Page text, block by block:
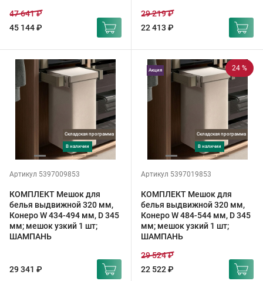
45 144 ₽
47 641 ₽
22 413 ₽
29 219 ₽
Складская программа
в наличии
Артикул 5397009853
КОМПЛЕКТ Мешок для
белья выдвижной 320 мм,
Конеро W 434-494 мм, D 345
мм; мешок узкий 1 шт;
ШАМПАНЬ
29 341 ₽
24 %
Складская программа
в наличии
Акция
Артикул 5397019853
КОМПЛЕКТ Мешок для
белья выдвижной 320 мм,
Конеро W 484-544 мм, D 345
мм; мешок узкий 1 шт;
ШАМПАНЬ
22 522 ₽
29 524 ₽